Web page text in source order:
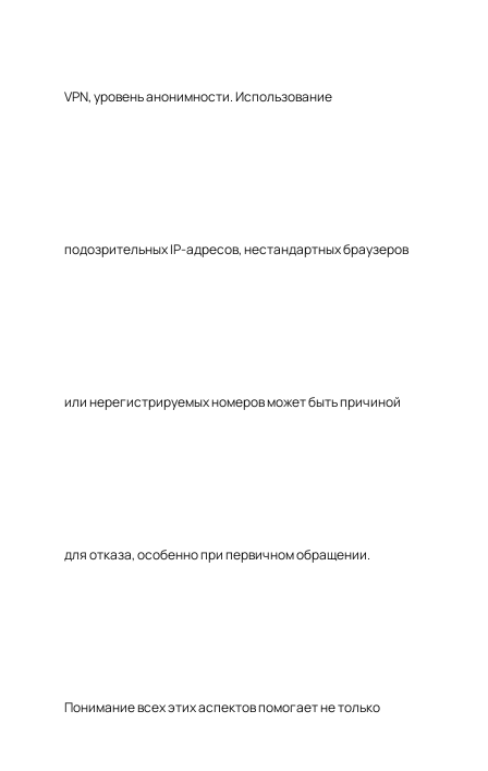
VPN, уровень анонимности. Использование
подозрительных IP-адресов, нестандартных браузеров
или нерегистрируемых номеров может быть причиной
для отказа, особенно при первичном обращении.
Понимание всех этих аспектов помогает не только